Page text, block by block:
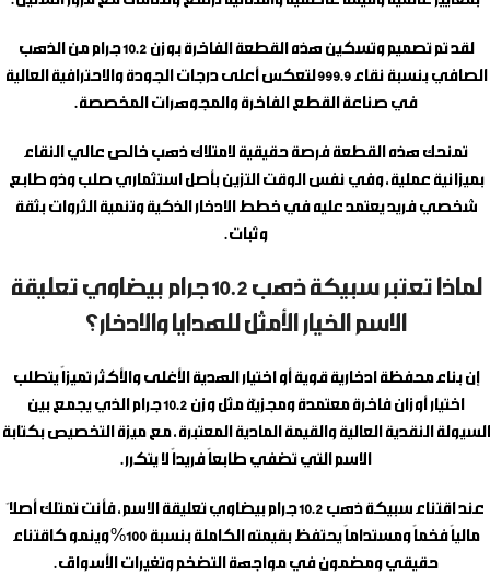
لقد تم تصميم وتسكين هذه القطعة الفاخرة بوزن 10.2 جرام من الذهب
الصافي بنسبة نقاء 999.9 لتعكس أعلى درجات الجودة والاحترافية العالية
في صناعة القطع الفاخرة والمجوهرات المخصصة.
تمنحك هذه القطعة فرصة حقيقية لامتلاك ذهب خالص عالي النقاء
بميزانية عملية، وفي نفس الوقت التزين بأصل استثماري صلب وذو طابع
شخصي فريد يعتمد عليه في خطط الادخار الذكية وتنمية الثروات بثقة
وثبات.
لماذا تعتبر سبيكة ذهب 10.2 جرام بيضاوي تعليقة
الاسم الخيار الأمثل للهدايا والادخار؟
إن بناء محفظة ادخارية قوية أو اختيار الهدية الأغلى والأكثر تميزاً يتطلب
اختيار أوزان فاخرة معتمدة ومجزيّة مثل وزن 10.2 جرام الذي يجمع بين
السيولة النقدية العالية والقيمة المادية المعتبرة، مع ميزة التخصيص بكتابة
الاسم التي تضفي طابعاً فريداً لا يتكرر.
عند اقتناءسبيكة ذهب 10.2 جرام بيضاوي تعليقة الاسم
، فأنت تمتلك أصلاً
مالياً فخماً ومستداماً يحتفظ بقيمته الكاملة بنسبة 100% وينمو كاقتناء
حقيقي ومضمون في مواجهة التضخم وتغيرات الأسواق.